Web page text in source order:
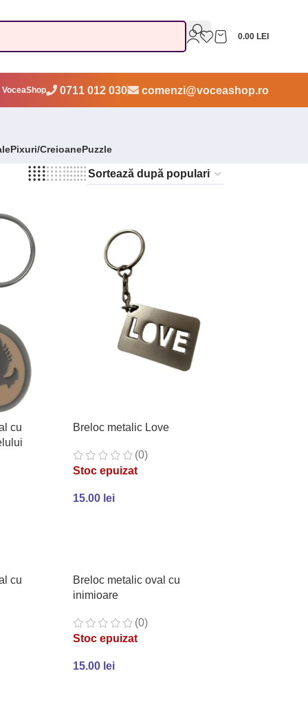
0.00 LEI
VoceaShop 0711 012 030 comenzi@voceashop.ro
Pixuri/CreioanePuzzle
cu
Breloc metalic Love
(0)
Stoc epuizat
15.00 lei
cu
Breloc metalic oval cu
inimioare
(0)
Stoc epuizat
15.00 lei